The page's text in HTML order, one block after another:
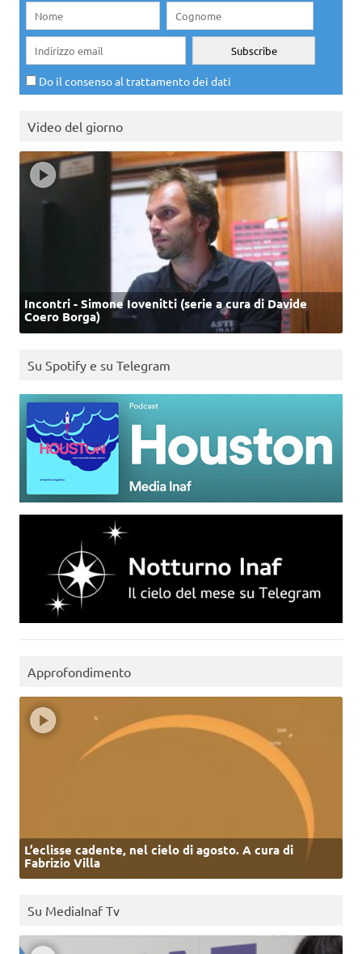
Do il consenso al trattamento dei dati
Video del giorno
Incontri - Simone Iovenitti (serie a cura di Davide
Coero Borga)
Su Spotify e su Telegram
Approfondimento
L’eclisse cadente, nel cielo di agosto. A cura di
Fabrizio Villa
Su MediaInaf Tv